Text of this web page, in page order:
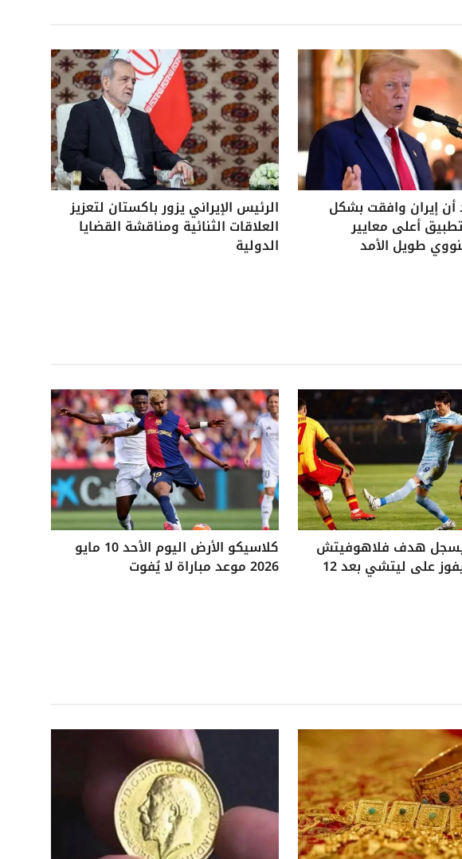
أن إيران وافقت بشكل
أعلى معايير
طويل الأمد
الرئيس الإيراني يزور باكستان لتعزيز
العلاقات الثنائية ومناقشة القضايا
الدولية
هدف فلاهوفيتش
التاريخي ويفوز على ليتشي بعد 12
كلاسيكو الأرض اليوم الأحد 10 مايو
2026 موعد مباراة لا يُفوت